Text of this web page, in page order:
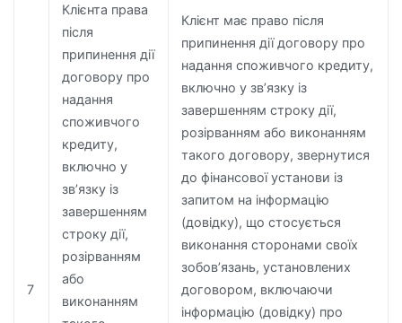
7
Клієнта права
після
припинення дії
договору про
надання
споживчого
кредиту,
включно у
зв’язку із
завершенням
строку дії,
розірванням
або
виконанням
Клієнт має право після
припинення дії договору про
надання споживчого кредиту,
включно у зв’язку із
завершенням строку дії,
розірванням або виконанням
такого договору, звернутися
до фінансової установи із
запитом на інформацію
(довідку), що стосується
виконання сторонами своїх
зобов’язань, установлених
договором, включаючи
інформацію (довідку) про